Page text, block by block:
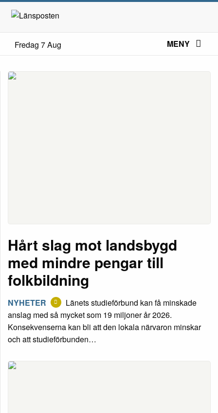
Fredag 7 Aug MENY
Hårt slag mot landsbygd
med mindre pengar till
folkbildning
NYHETER
Länets studieförbund kan få minskade
anslag med så mycket som 19 miljoner år 2026.
Konsekvenserna kan bli att den lokala närvaron minskar
och att studieförbunden…